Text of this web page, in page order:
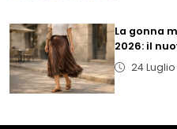
La gonna
2026: il
24